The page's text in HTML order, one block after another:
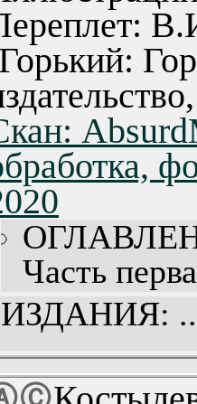
Часть
Часть
Часть